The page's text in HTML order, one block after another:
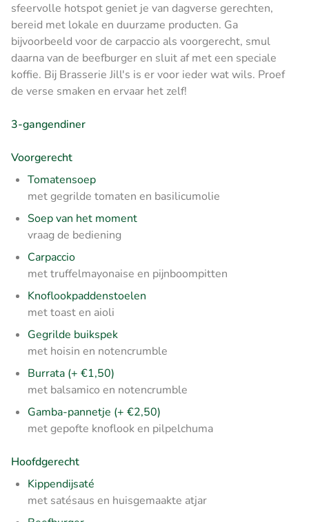
sfeervolle hotspot geniet je van dagverse gerechten,
bereid met lokale en duurzame producten. Ga
bijvoorbeeld voor de carpaccio als voorgerecht, smul
daarna van de beefburger en sluit af met een speciale
koffie. Bij Brasserie Jill's is er voor ieder wat wils. Proef
de verse smaken en ervaar het zelf!
3-gangendiner
Voorgerecht
Tomatensoep
met gegrilde tomaten en basilicumolie
Soep van het moment
vraag de bediening
Carpaccio
met truffelmayonaise en pijnboompitten
Knoflookpaddenstoelen
met toast en aioli
Gegrilde buikspek
met hoisin en notencrumble
Burrata (+ €1,50)
met balsamico en notencrumble
Gamba-pannetje (+ €2,50)
met gepofte knoflook en pilpelchuma
Hoofdgerecht
Kippendijsaté
met satésaus en huisgemaakte atjar